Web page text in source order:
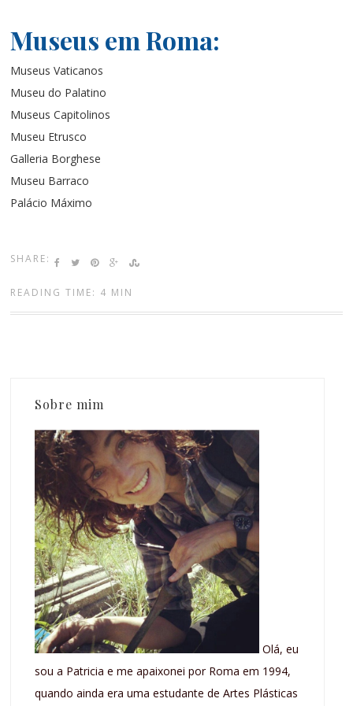
Museus em Roma:
Museus Vaticanos
Museu do Palatino
Museus Capitolinos
Museu Etrusco
Galleria Borghese
Museu Barraco
Palácio Máximo
SHARE:
READING TIME: 4 MIN
Sobre mim
Olá, eu
sou a Patricia e me apaixonei por Roma em 1994,
quando ainda era uma estudante de Artes Plásticas